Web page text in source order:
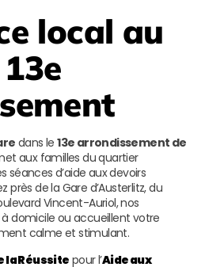
local au
dans le13e arrondissement de
aux familles du quartier
d’aide aux devoirs
près de la Gare d’Austerlitz, du
Vincent-Auriol, nos
domicile ou accueillent votre
calme et stimulant.
la Réussite pour l’Aide aux